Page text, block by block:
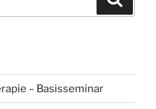
– Basisseminar